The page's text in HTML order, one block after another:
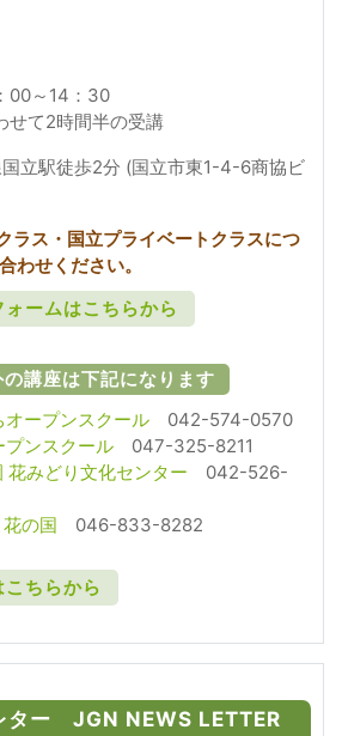
00～14：30
せて2時間半の受講
立駅徒歩2分 (国立市東1-4-6商協ビ
ラス・国立プライベートクラスにつ
わせください。
ームはこちらから
講座は下記になります
ープンスクール 042-574-0570
プンスクール 047-325-8211
花みどり文化センター 042-526-
の国 046-833-8282
ちらから
ター JGN NEWS LETTER